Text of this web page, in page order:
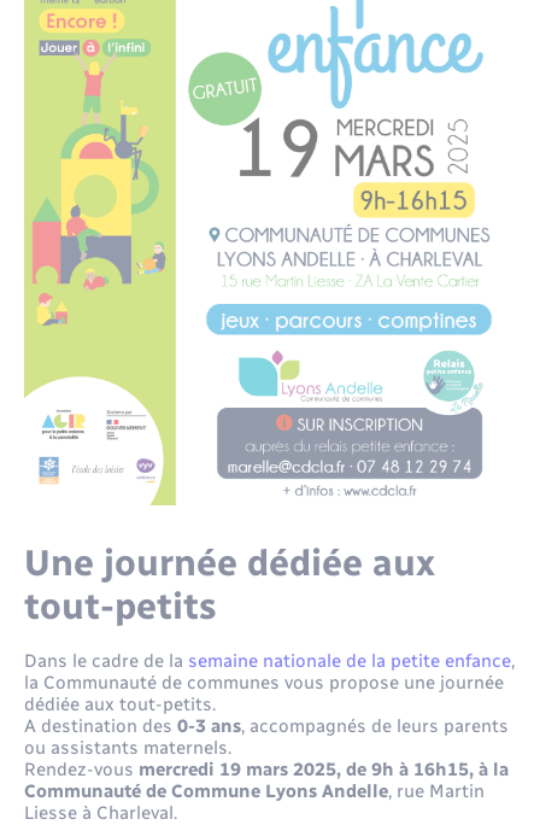
Santé - Social
Rénovation de l’habitat
Séniors
Urbanisme
Une journée dédiée aux
tout-petits
Dans le cadre de la semaine nationale de la petite enfance,
la Communauté de communes vous propose une journée
dédiée aux tout-petits.
A destination des 0-3 ans, accompagnés de leurs parents
ou assistants maternels.
Rendez-vous mercredi 19 mars 2025, de 9h à 16h15, à la
Communauté de Commune Lyons Andelle, rue Martin
Liesse à Charleval.